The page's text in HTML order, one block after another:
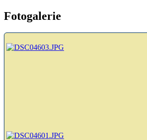
Fotogalerie